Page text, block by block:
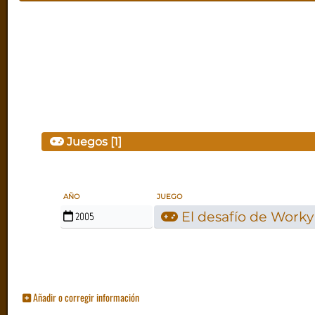
Juegos [1]
AÑO JUEGO
2005 El desafío de Worky
Añadir o corregir información